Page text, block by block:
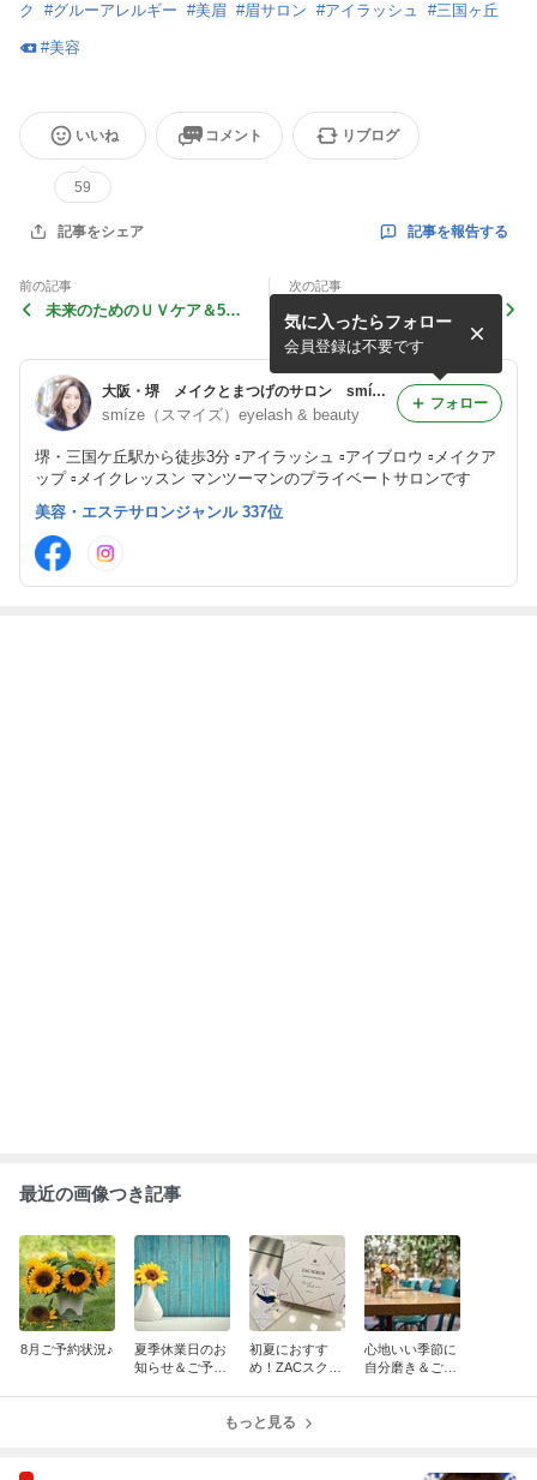
ク #グルーアレルギー #美眉 #眉サロン #アイラッシュ #三国ヶ丘
#美容
いいね
59
コメント リブログ
記事をシェア 記事を報告する
前の記事
未来のためのＵＶケア＆5月
次の記事
大阪・堺 メイクとまつげのサロン smíze（スマイズ）eyelash & beauty
smíze（スマイズ）eyelash & beauty
堺・三国ケ丘駅から徒歩3分 ▫︎アイラッシュ ▫︎アイブロウ ▫︎メイクア
ップ ▫︎メイクレッスン マンツーマンのプライベートサロンです
気に入ったらフォロー
会員登録は不要です
フォロー
美容・エステサロンジャンル 337位
最近の画像つき記事
8月ご予約状況♪
夏季休業日のお
知らせ＆ご予約
初夏におすす
め！ZACスクラ
心地いい季節に
自分磨き＆ご予
もっと見る